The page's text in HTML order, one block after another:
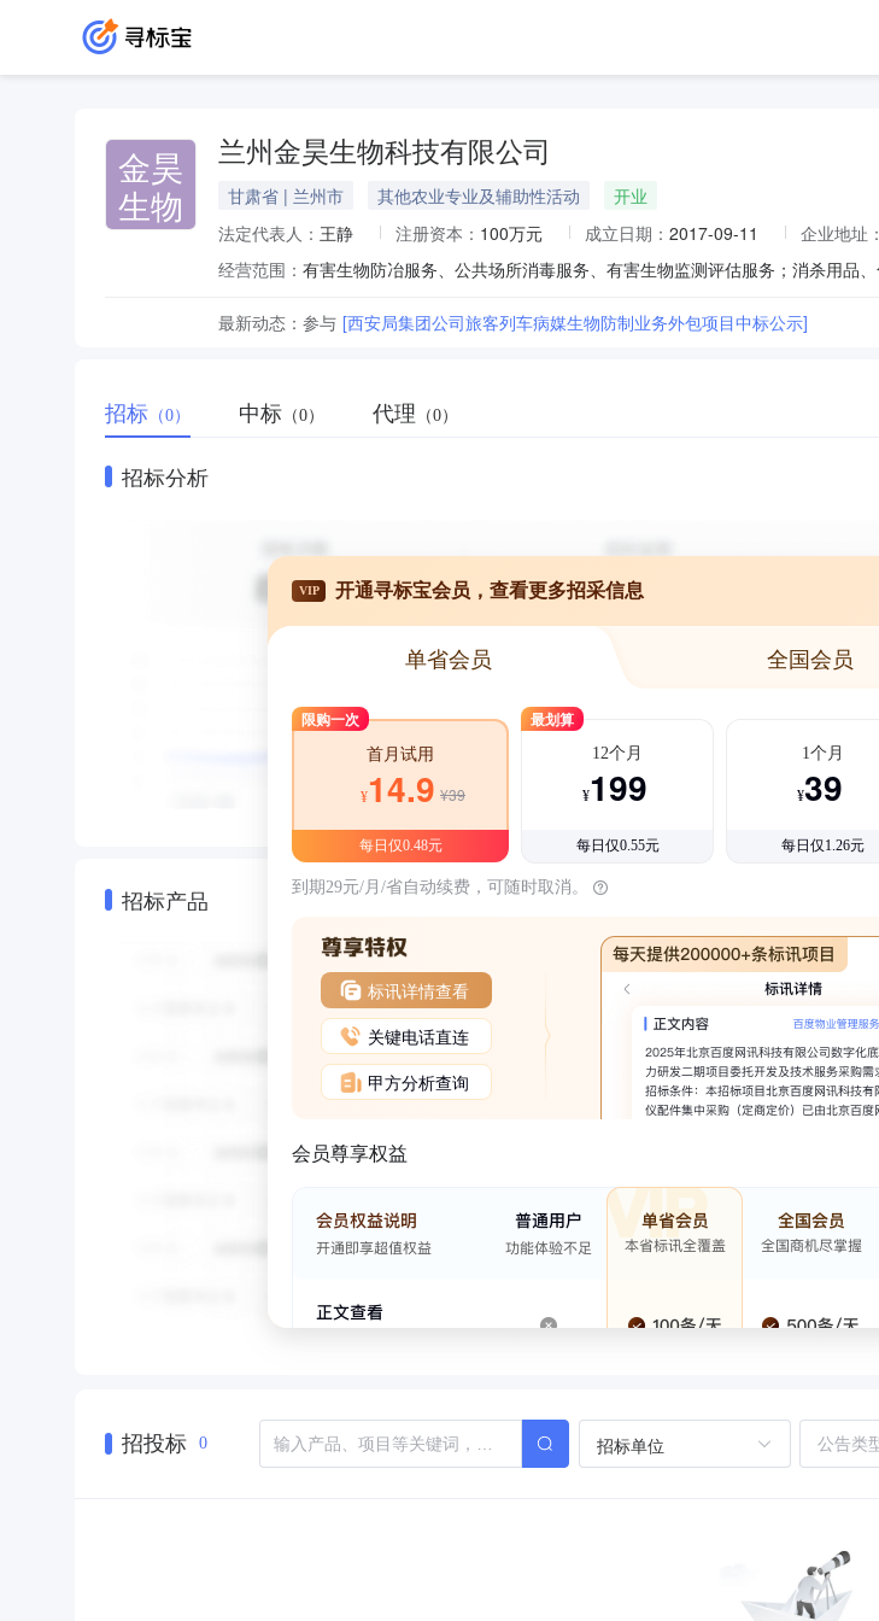
金昊
生物
兰州金昊生物科技有限公司
甘肃省 | 兰州市 其他农业专业及辅助性活动
开业
法定代表人： 王静 注册资本： 100万元 成立日期： 2017-09-11 企业地址：
经营范围：
最新动态： 参与 [西安局集团公司旅客列车病媒生物防制业务外包项目中标公示]
招标 （0） 中标 （0） 代理 （0）
招标分析
招标产品
VIP 开通寻标宝会员，查看更多招采信息
单省会员 全国会员
限购一次
首月试用
¥14.9 ¥39
每日仅0.48元
最划算
12个月
¥199
每日仅0.55元
1个月
¥39
每日仅1.26元
到期29元/月/省自动续费，可随时取消。
标讯详情查看
关键电话直连
甲方分析查询
会员尊享权益
招投标 0 招标单位